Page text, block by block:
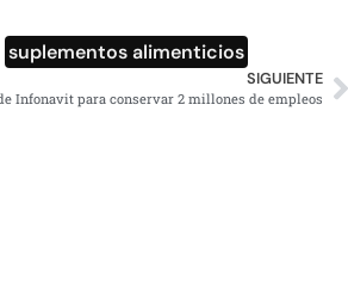
suplementos alimenticios
SIGUIENTE
Infonavit para conservar 2 millones de empleos